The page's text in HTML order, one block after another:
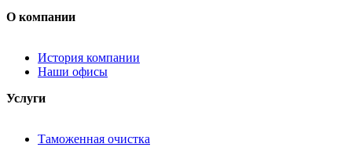
О компании
История компании
Наши офисы
Услуги
Таможенная очистка